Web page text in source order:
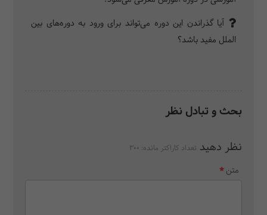
آیا گذراندن این دوره می‌تواند برای ورود به دوره‌های بین
الملل مفید باشد؟
بحث و تبادل نظر
نظر دهید تعداد کاراکتر مانده: 300
متن